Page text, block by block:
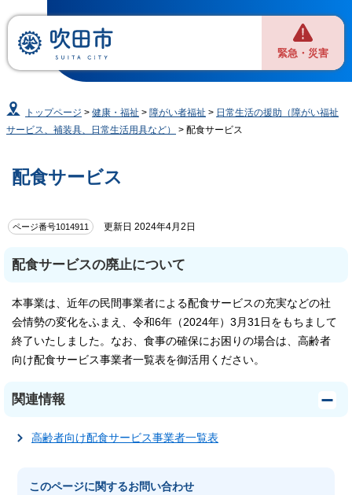
緊急・災害
トップページ >健康・福祉 > 障がい者福祉 > 日常生活の援助（障がい福祉
サービス、補装具、日常生活用具など）
> 配食サービス
配食サービス
ページ番号1014911 更新日 2024年4月2日
配食サービスの廃止について
本事業は、近年の民間事業者による配食サービスの充実などの社
会情勢の変化をふまえ、令和6年（2024年）3月31日をもちまして
終了いたしました。なお、食事の確保にお困りの場合は、高齢者
向け配食サービス事業者一覧表を御活用ください。
関連情報
高齢者向け配食サービス事業者一覧表
このページに関するお問い合わせ